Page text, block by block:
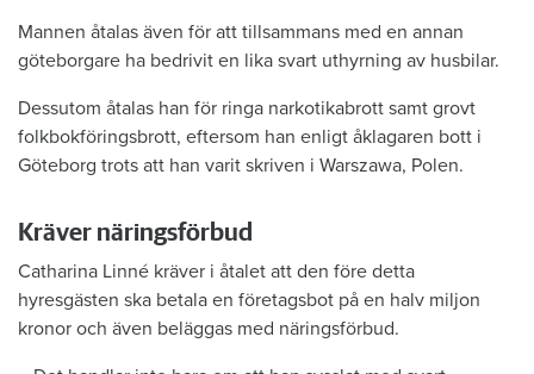
Mannen åtalas även för att tillsammans med en annan
göteborgare ha bedrivit en lika svart uthyrning av husbilar.
Dessutom åtalas han för ringa narkotikabrott samt grovt
folkbokföringsbrott, eftersom han enligt åklagaren bott i
Göteborg trots att han varit skriven i Warszawa, Polen.
Kräver näringsförbud
Catharina Linné kräver i åtalet att den före detta
hyresgästen ska betala en företagsbot på en halv miljon
kronor och även beläggas med näringsförbud.